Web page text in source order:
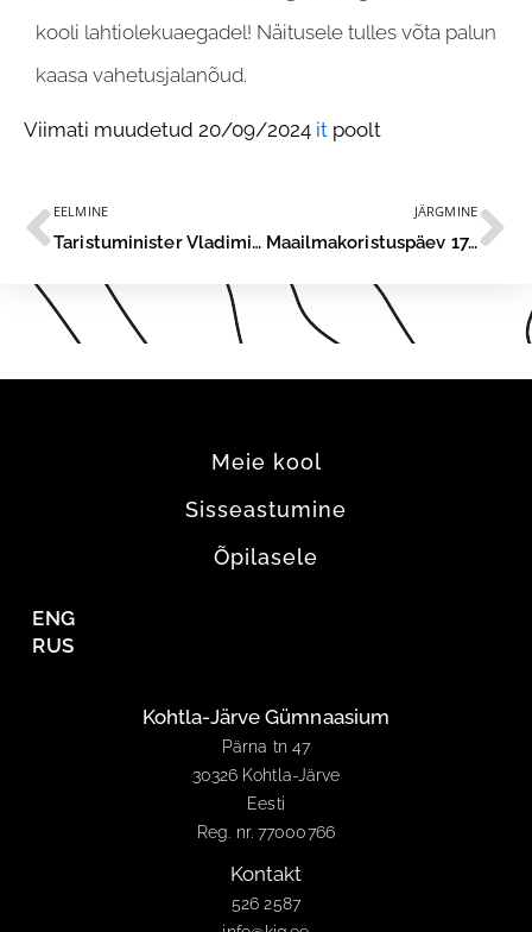
kooli lahtiolekuaegadel! Näitusele tulles võta palun
kaasa vahetusjalanõud.
Viimati muudetud 20/09/2024 it poolt
EELMINE
Taristuminister Vladimir Svet´i külastus
JÄRGMINE
Maailmakoristuspäev 17.09.2024
Meie kool
Sisseastumine
Õpilasele
ENG
RUS
Kohtla-Järve Gümnaasium
Pärna tn 47
30326 Kohtla-Järve
Eesti
Reg. nr. 77000766
Kontakt
526 2587